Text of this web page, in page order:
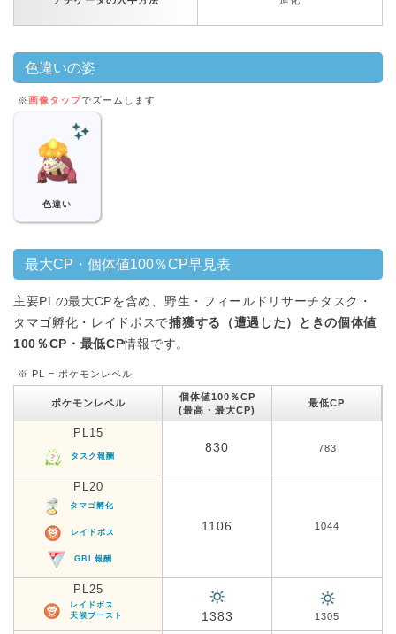
色違いの姿
※画像タップでズームします
色違い
最大CP・個体値100％CP早見表
主要PLの最大CPを含め、野生・フィールドリサーチタスク・
タマゴ孵化・レイドボスで捕獲する（遭遇した）ときの個体値
100％CP・最低CP情報です。
※ PL = ポケモンレベル
ポケモンレベル
個体値100％CP
(最高・最大CP)
最低CP
PL15
タスク報酬
830 783
PL20
タマゴ孵化
レイドボス
GBL報酬
1106 1044
PL25
レイドボス
天候ブースト
1383 1305